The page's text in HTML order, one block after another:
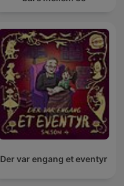
Der var engang et eventyr